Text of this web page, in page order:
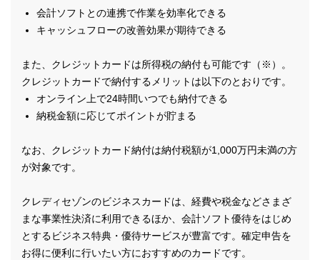
会計ソフトとの連携で作業を効率化できる
キャッシュフローの改善効果が期待できる
また、クレジットカードは所得税の納付も可能です（※）。
クレジットカードで納付するメリットは以下のとおりです。
オンライン上で24時間いつでも納付できる
納税金額に応じてポイントが貯まる
なお、クレジットカード納付は納付税額が1,000万円未満の方
が対象です。
クレディセゾンのビジネスカードは、経費や税金などさまざ
まな事業性決済に利用できるほか、会計ソフト優待をはじめ
とするビジネス特典・優待サービスが豊富です。確定申告を
お得に便利に行いたい方におすすめのカードです。